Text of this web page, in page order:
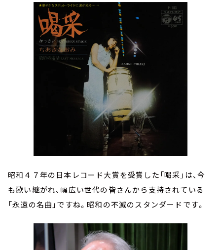
昭和４７年の日本レコード大賞を受賞した「喝采」は、今
も歌い継がれ、幅広い世代の皆さんから支持されている
「永遠の名曲」ですね。昭和の不滅のスタンダードです。